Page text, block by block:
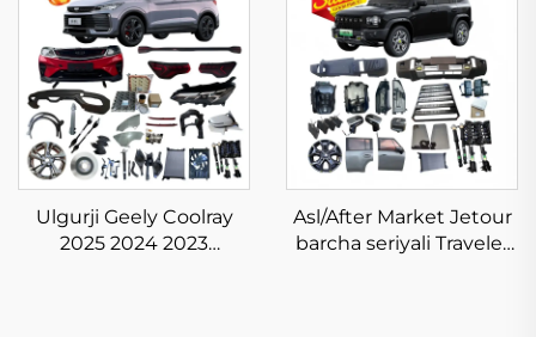
qismlari BYD Atto 3
uchun tananing to'liq
jihozlari omborda
Toyota BZ3X uchun old
ko'z, tampon, orqa
chiroq, filtre, disklar
Ulgurji Geely Coolray
2025 2024 2023
Asl/After Market Jetour
barcha seriyali Traveler